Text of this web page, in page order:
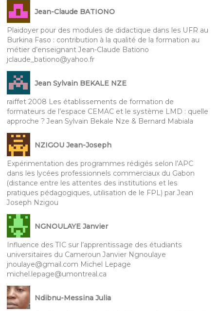
Jean-Claude BATIONO
Plaidoyer pour des modules de didactique dans les UFR au
Burkina Faso : contribution à la qualité de la formation au
métier d’enseignant Jean-Claude Bationo
jclaude_bationo@yahoo.fr
Jean Sylvain BEKALE NZE
raiffet 2008 Les établissements de formation de
formateurs de l’espace CEMAC et le système LMD : quelle
approche ? Jean Sylvain Bekale Nze & Bernard Mabiala
NZIGOU Jean-Joseph
Expérimentation des programmes rédigés selon l’APC
dans les lycées professionnels commerciaux du Gabon
(distance entre les attentes des institutions et les
pratiques pédagogiques, utilisation de le FPL) par Jean
Joseph Nzigou
NGNOULAYE Janvier
Influence des TIC sur l’apprentissage des étudiants
universitaires du Cameroun Janvier Ngnoulaye
jnoulaye@gmail.com Michel Lepage
michel.lepage@umontreal.ca
Ndibnu-Messina Julia